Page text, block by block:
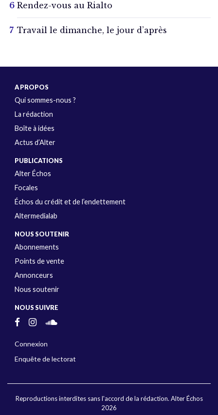
Rendez-vous au Rialto
Travail le dimanche, le jour d’après
A PROPOS
Qui sommes-nous ?
La rédaction
Boîte à idées
Actus d’Alter
PUBLICATIONS
Alter Échos
Focales
Échos du crédit et de l’endettement
Altermedialab
NOUS SOUTENIR
Abonnements
Points de vente
Annonceurs
Nous soutenir
NOUS SUIVRE
Connexion
Enquête de lectorat
Reproductions interdites sans l'accord de la rédaction. Alter Échos
2026